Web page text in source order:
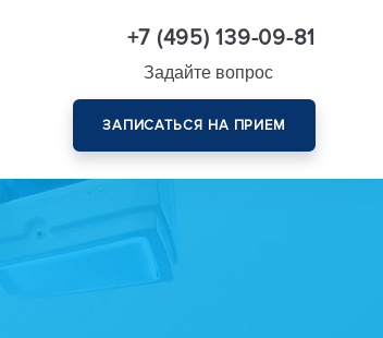
+7 (495) 139-09-81
Задайте вопрос
ЗАПИСАТЬСЯ НА ПРИЕМ